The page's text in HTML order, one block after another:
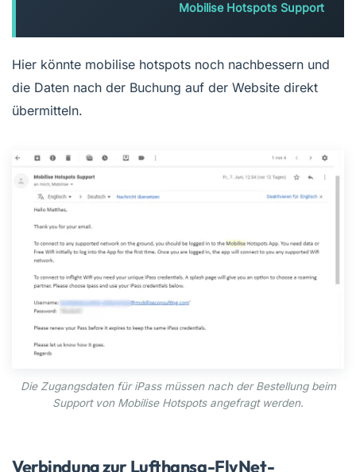
Mobilise Hotspots Support
Hier könnte mobilise hotspots noch nachbessern und
die Daten nach der Buchung auf der Website direkt
übermitteln.
Die Zugangsdaten für iPass müssen nach der Bestellung beim
Support von Mobilise Hotspots angefragt werden.
Verbindung zur Lufthansa-FlyNet-